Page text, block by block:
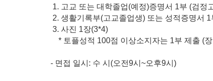
1. 고교 또는 대학졸업(예정)증명서 1부 (검정
2. 생활기록부(고교졸업생) 또는 성적증명서 1
3. 사진 1장(3*4)
* 토플성적 100점 이상소지자는 1부 제출 (
- 면접 일시 : 수 시 (오전9시 ~오후9시 )